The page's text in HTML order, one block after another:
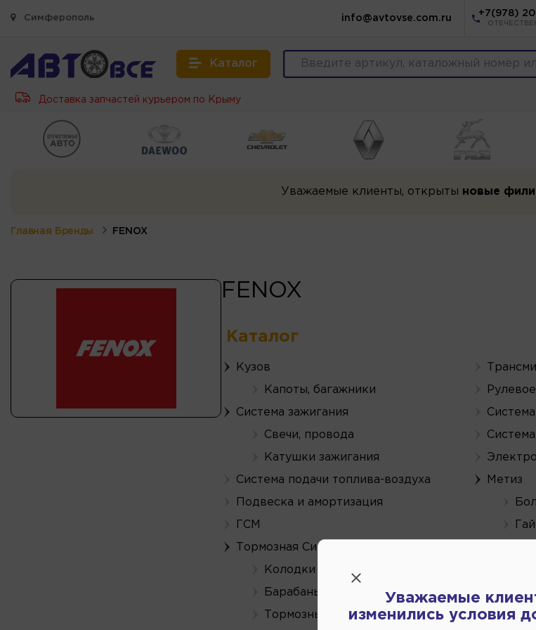
Симферополь info@avtovse.com.ru
+7(978)
Каталог
Доставка запчастей курьером по Крыму
Уважаемые клиенты, открыты новые
Главная Бренды FENOX
FENOX
Каталог
Кузов
Капоты, багажники
Система зажигания
Свечи, провода
Катушки зажигания
Система подачи топлива-воздуха
Подвеска и амортизация
ГСМ
Тормозная Система
Колодки и ремкомплекты
Барабаны тормозные
Тормозные цилиндры
Метиз
Уважаемые
изменились условия